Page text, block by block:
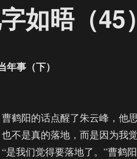
如晤（45）
年事（下）
阳的话点醒了朱云峰，他思
不是真的落地，而是因为我
我们觉得要落地了。”曹鹤阳